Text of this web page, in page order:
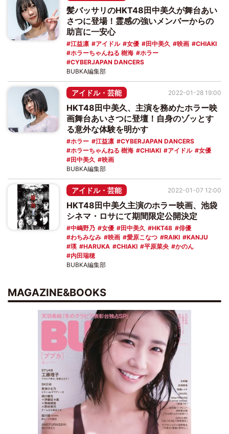
髪バッサリのHKT48田中美久が舞台あい
さつに登場！霊感の強いメンバーからの
助言に一安心
江益凛 アイドル 女優 田中美久 映画
CHIAKI
ホラーちゃんねる 樹海
ホラー
CYBERJAPAN DANCERS
BUBKA編集部
アイドル・芸能
HKT48田中美久、主演を務めたホラー映
画舞台あいさつに登壇！自身のゾッとす
る意外な体験を明かす
ホラー 江益凛
CYBERJAPAN DANCERS
ホラーちゃんねる 樹海
CHIAKI アイドル
女優
田中美久
映画
2022-01-28 19:00
BUBKA編集部
アイドル・芸能
HKT48田中美久主演のホラー映画、池袋
シネマ・ロサにて期間限定公開決定
中嶋野乃 女優 田中美久 HKT48
俳優
わちみなみ
映画 愛原こなつ RAIKI
KANJU
瑛
HARUKA CHIAKI 平原菜央
かのん
内田瑞穂
2022-01-07 12:00
BUBKA編集部
MAGAZINE&BOOKS